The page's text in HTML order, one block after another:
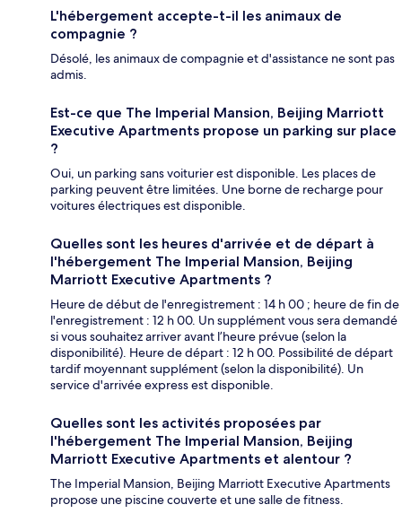
L'hébergement accepte-t-il les animaux de
compagnie ?
Désolé, les animaux de compagnie et d'assistance ne sont pas
admis.
Est-ce que The Imperial Mansion, Beijing Marriott
Executive Apartments propose un parking sur place
?
Oui, un parking sans voiturier est disponible. Les places de
parking peuvent être limitées. Une borne de recharge pour
voitures électriques est disponible.
Quelles sont les heures d'arrivée et de départ à
l'hébergement The Imperial Mansion, Beijing
Marriott Executive Apartments ?
Heure de début de l'enregistrement : 14 h 00 ; heure de fin de
l'enregistrement : 12 h 00. Un supplément vous sera demandé
si vous souhaitez arriver avant l’heure prévue (selon la
disponibilité). Heure de départ : 12 h 00. Possibilité de départ
tardif moyennant supplément (selon la disponibilité). Un
service d'arrivée express est disponible.
Quelles sont les activités proposées par
l'hébergement The Imperial Mansion, Beijing
Marriott Executive Apartments et alentour ?
The Imperial Mansion, Beijing Marriott Executive Apartments
propose une piscine couverte et une salle de fitness.